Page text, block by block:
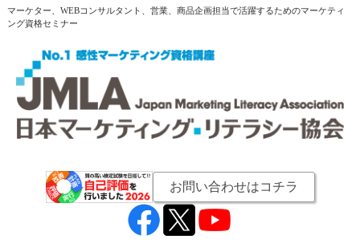
マーケター、WEBコンサルタント、営業、商品企画担当で活躍するためのマーケティ
ング資格セミナー
お問い合わせはコチラ